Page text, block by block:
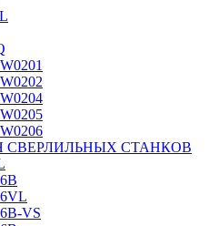
СВЕРЛИЛЬНЫХ СТАНКОВ
VS